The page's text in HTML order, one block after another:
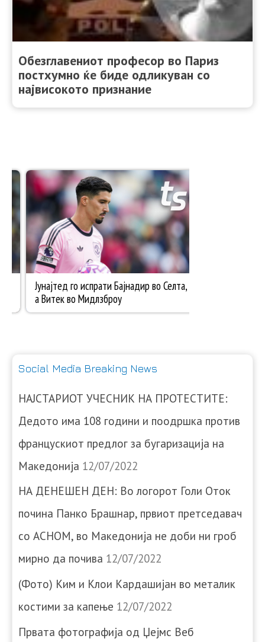
Обезглавениот професор во Париз
постхумно ќе биде одликуван со
највисокото признание
Social Media Breaking News
НАЈСТАРИОТ УЧЕСНИК НА ПРОТЕСТИТЕ:
Дедото има 108 години и поодршка против
францускиот предлог за бугаризација на
Македонија 12/07/2022
НА ДЕНЕШЕН ДЕН: Во логорот Голи Оток
почина Панко Брашнар, првиот претседавач
со АСНОМ, во Македонија не доби ни гроб
мирно да почива 12/07/2022
(Фото) Ким и Клои Кардашијан во металик
костими за капење 12/07/2022
Првата фотографија од Џејмс Веб